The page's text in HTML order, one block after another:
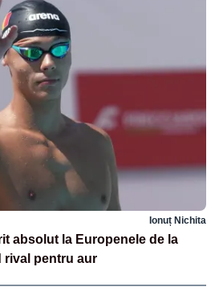
Ionuț Nichita
absolut la Europenele de la
rival pentru aur